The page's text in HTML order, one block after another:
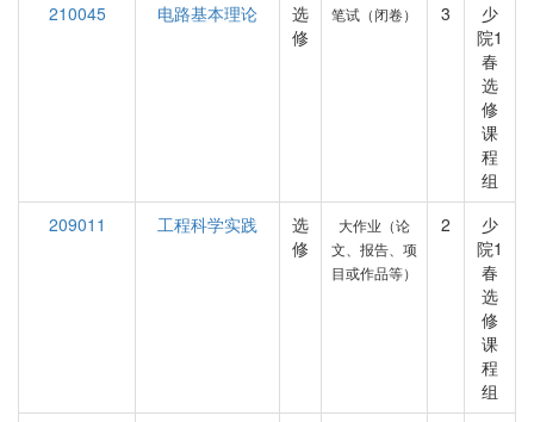
210045
电路基本理论
选
修
笔试（闭卷） 3
少
院1
春
选
修
课
程
组
209011
工程科学实践
选
修
大作业（论
文、报告、项
目或作品等）
2
少
院1
春
选
修
课
程
组